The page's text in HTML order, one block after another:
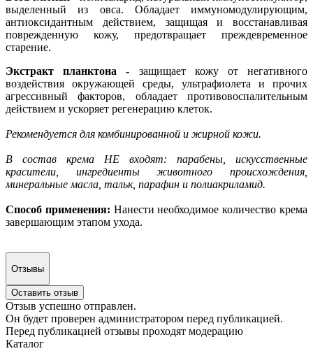
выделенный из овса. Обладает иммуномодулирующим,
антиоксидантным действием, защищая и восстанавливая
поврежденную кожу, предотвращает преждевременное
старение.
Экстракт планктона - защищает кожу от негативного
воздействия окружающей среды, ультрафиолета и прочих
агрессивный факторов, обладает противовоспалительным
действием и ускоряет регенерацию клеток.
Рекомендуется для комбинированной и жирной кожи.
В состав крема НЕ входят: парабены, искусственные
красители, ингредиенты животного происхождения,
минеральные масла, тальк, парафин и полиакриламид.
Способ применения: Нанести необходимое количество крема
завершающим этапом ухода.
Отзывы
Оставить отзыв
Отзыв успешно отправлен.
Он будет проверен администратором перед публикацией.
Перед публикацией отзывы проходят модерацию
Каталог